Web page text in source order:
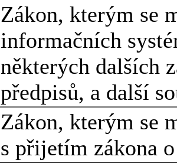
Zákon, kterým se
informačních
některých dalších
předpisů, a další
Zákon, kterým se
s přijetím zákona